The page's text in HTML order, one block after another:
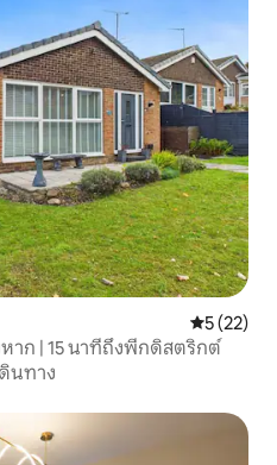
คะแนนเฉลี่
5 (22)
าก | 15 นาทีถึงพีกดิสตริกต์
นทาง